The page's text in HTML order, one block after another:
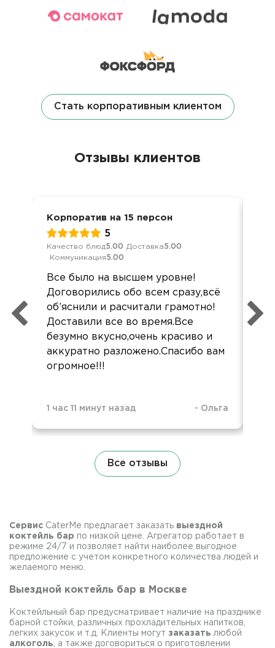
Стать корпоративным клиентом
Отзывы клиентов
Корпоратив на 15 персон
5
Качество блюд5.00 Доставка5.00
Коммуникация5.00
Все было на высшем уровне!
Договорились обо всем сразу,всё
об’яснили и расчитали грамотно!
Доставили все во время.Все
безумно вкусно,очень красиво и
аккуратно разложено.Спасибо вам
огромное!!!
1 час 11 минут назад - Ольга
Все отзывы
Сервис CaterMe предлагает заказать выездной
коктейль бар по низкой цене. Агрегатор работает в
режиме 24/7 и позволяет найти наиболее выгодное
предложение с учетом конкретного количества людей и
желаемого меню.
Выездной коктейль бар в Москве
Коктейльный бар предусматривает наличие на празднике
барной стойки, различных прохладительных напитков,
легких закусок и т.д. Клиенты могут заказать любой
алкоголь , а также договориться о приготовлении